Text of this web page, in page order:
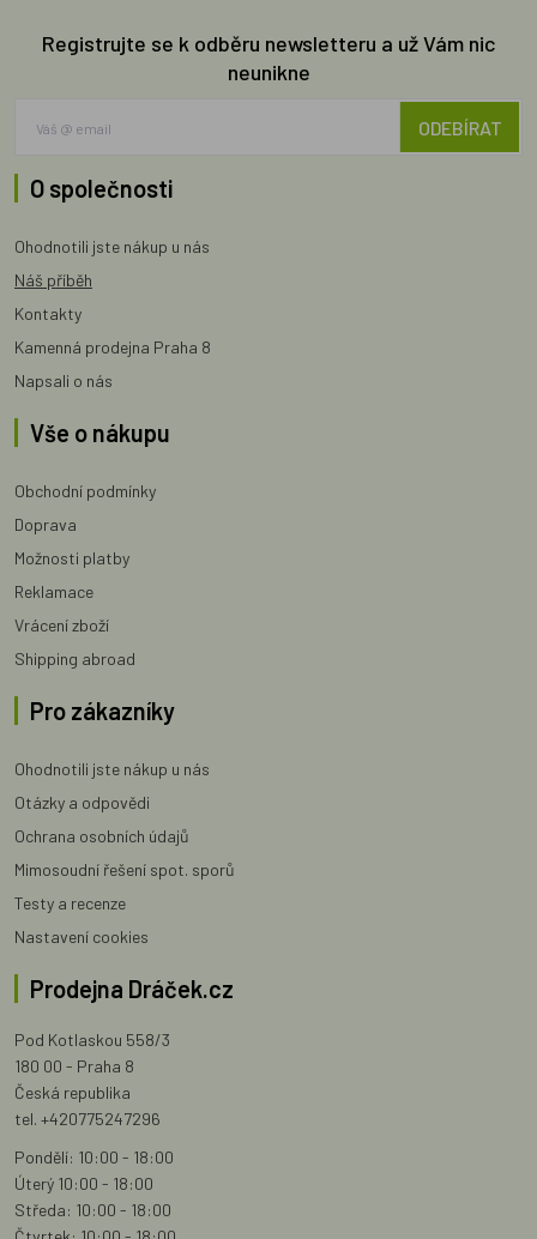
Registrujte se k odběru newsletteru a už Vám nic
neunikne
ODEBÍRAT
O společnosti
Ohodnotili jste nákup u nás
Náš příběh
Kontakty
Kamenná prodejna Praha 8
Napsali o nás
Vše o nákupu
Obchodní podmínky
Doprava
Možnosti platby
Reklamace
Vrácení zboží
Shipping abroad
Pro zákazníky
Ohodnotili jste nákup u nás
Otázky a odpovědi
Ochrana osobních údajů
Mimosoudní řešení spot. sporů
Testy a recenze
Nastavení cookies
Prodejna Dráček.cz
Pod Kotlaskou 558/3
180 00 - Praha 8
Česká republika
tel. +420775247296
Pondělí: 10:00 - 18:00
Úterý 10:00 - 18:00
Středa: 10:00 - 18:00